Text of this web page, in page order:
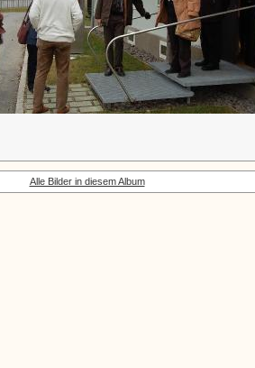
Alle Bilder in diesem Album